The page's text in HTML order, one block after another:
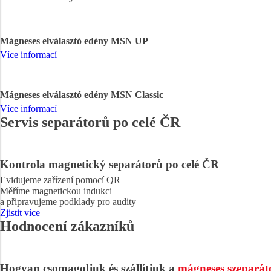
Mágneses elválasztó edény MSN UP
Více informací
Mágneses elválasztó edény MSN Classic
Více informací
Servis separátorů po celé ČR
Kontrola magnetický separátorů po celé ČR
Evidujeme zařízení pomocí QR
Měříme magnetickou indukci
a připravujeme podklady pro audity
Zjistit více
Hodnocení zákazníků
Hogyan csomagoljuk és szállítjuk a mágneses